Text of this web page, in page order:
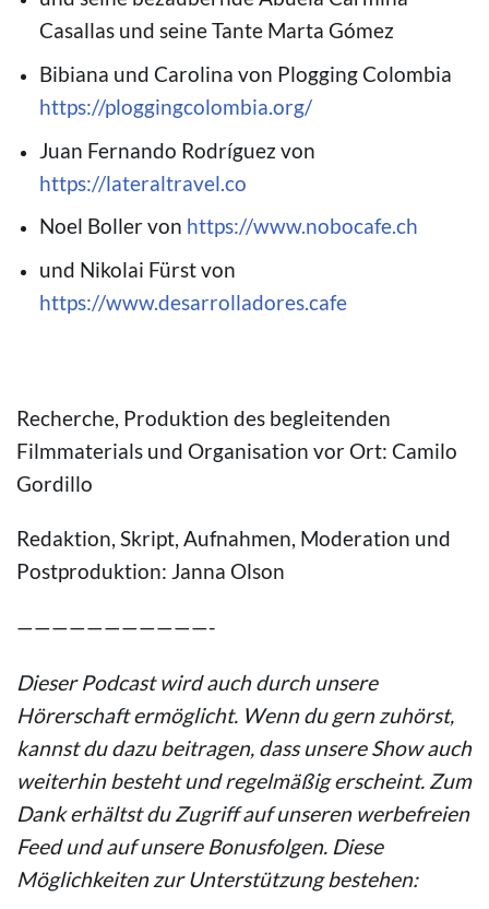
Casallas und seine Tante Marta Gómez
Bibiana und Carolina von Plogging Colombia
https://ploggingcolombia.org/
Juan Fernando Rodríguez von
https://lateraltravel.co
Noel Boller von https://www.nobocafe.ch
und Nikolai Fürst von
https://www.desarrolladores.cafe
Recherche, Produktion des begleitenden
Filmmaterials und Organisation vor Ort: Camilo
Gordillo
Redaktion, Skript, Aufnahmen, Moderation und
Postproduktion: Janna Olson
———————————-
Dieser Podcast wird auch durch unsere
Hörerschaft ermöglicht. Wenn du gern zuhörst,
kannst du dazu beitragen, dass unsere Show auch
weiterhin besteht und regelmäßig erscheint. Zum
Dank erhältst du Zugriff auf unseren werbefreien
Feed und auf unsere Bonusfolgen. Diese
Möglichkeiten zur Unterstützung bestehen: